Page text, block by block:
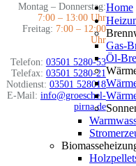
Montag – Donnerstag:
7:00 – 13:00 Uhr
Freitag: 7:00 – 12:00
Uhr
Telefon: 03501 5280-53
Telefax: 03501 5280-21
Notdienst: 03501 528018
E-Mail: info@groeschel-
pirna.de
Home
Gas-
Öl-